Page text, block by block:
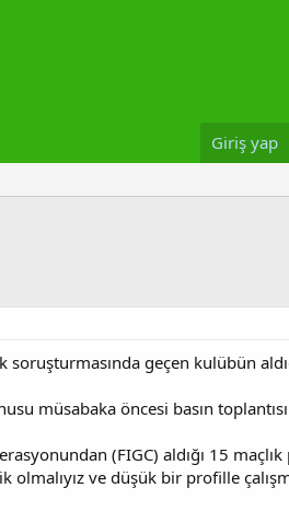
Giriş yap
geçen kulübün
müsabaka öncesi basın
(FIGC) aldığı 15
ve düşük bir profille